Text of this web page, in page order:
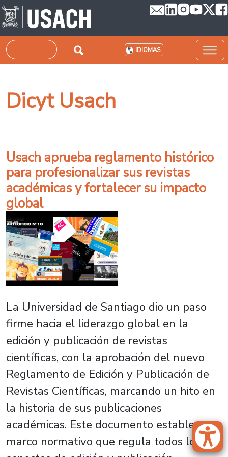
Pasar al contenido principal
Buscar IDIOMAS
Dicyt Usach
Usach aprueba reglamento histórico
para profesionalizar sus revistas
académicas y fortalecer su impacto
global
La Universidad de Santiago dio un paso
firme hacia el liderazgo global en la
edición y publicación de revistas
científicas, con la aprobación del nuevo
Reglamento de Edición y Publicación de
Revistas Científicas, marcando un hito en
la historia de sus publicaciones
académicas. Este documento establece un
marco normativo que regula todos los